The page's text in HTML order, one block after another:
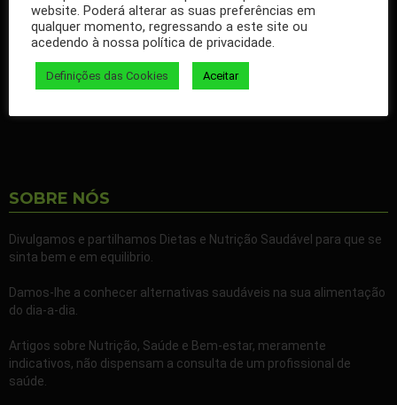
Ao seguir a nossa página passa a receber gratuitamente os
nossos artigos no seu Facebook.
Partilhe também a nossa página com todos os seus familiares e
SOBRE NÓS
Divulgamos e partilhamos Dietas e Nutrição Saudável para que se
sinta bem e em equilibrio.
Damos-lhe a conhecer alternativas saudáveis na sua alimentação
do dia-a-dia.
Artigos sobre Nutrição, Saúde e Bem-estar, meramente
indicativos, não dispensam a consulta de um profissional de
saúde.
website. Poderá alterar as suas preferências em
qualquer momento, regressando a este site ou
acedendo à nossa política de privacidade.
Definições das Cookies Aceitar